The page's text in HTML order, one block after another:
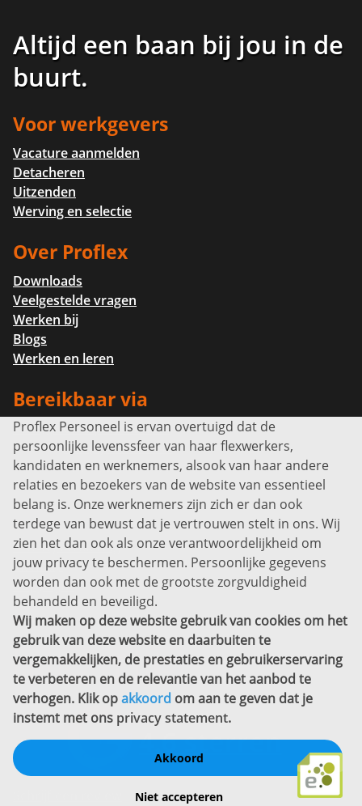
Altijd een baan bij jou in de
buurt.
Voor werkgevers
Vacature aanmelden
Detacheren
Uitzenden
Werving en selectie
Over Proflex
Downloads
Veelgestelde vragen
Werken bij
Blogs
Werken en leren
Bereikbaar via
Info@proflexpersoneel.nl
Bel ons:+31 (0)85 0450040
Prins Willem-Alexanderlaan 301
7311 SW Apeldoorn
Disclaimer
Privacyverklaring
Sitemap
Copyright
Bekijk ook eens
Proflex Personeel is ervan overtuigd dat de
persoonlijke levenssfeer van haar flexwerkers,
kandidaten en werknemers, alsook van haar andere
relaties en bezoekers van de website van essentieel
belang is. Onze werknemers zijn zich er dan ook
terdege van bewust dat je vertrouwen stelt in ons. Wij
zien het dan ook als onze verantwoordelijkheid om
jouw privacy te beschermen. Persoonlijke gegevens
worden dan ook met de grootste zorgvuldigheid
behandeld en beveiligd.
Wij maken op deze website gebruik van cookies om het
gebruik van deze website en daarbuiten te
vergemakkelijken, de prestaties en gebruikerservaring
te verbeteren en de relevantie van het aanbod te
verhogen. Klik opakkoord om aan te geven dat je
instemt met ons privacy statement.
Akkoord
Niet accepteren